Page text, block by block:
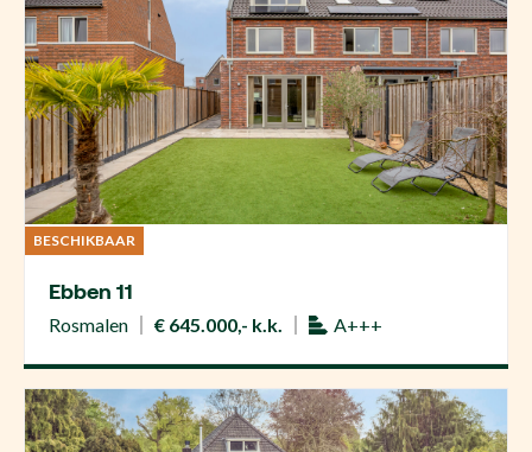
BESCHIKBAAR
Ebben 11
Rosmalen € 645.000,- k.k. A+++